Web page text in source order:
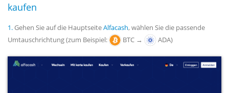
kaufen
1.Gehen Sie auf die HauptseiteAlfacash, wählen Sie die passende
Umtauschrichtung (zum Beispiel:
BTC → ADA)